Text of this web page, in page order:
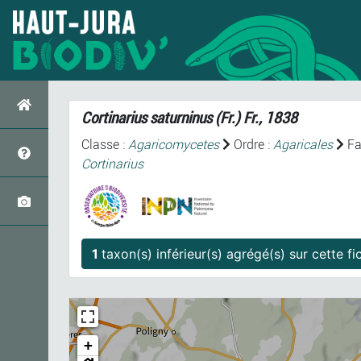
Cortinarius saturninus(Fr.) Fr., 1838
Classe : Agaricomycetes Ordre : Agaricales
Cortinarius
1 taxon(s)
+